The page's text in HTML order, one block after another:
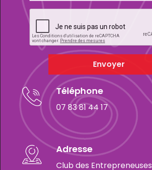
Envoyer
Téléphone
07 83 81 44 17
Adresse
Club des Entrepreneuses